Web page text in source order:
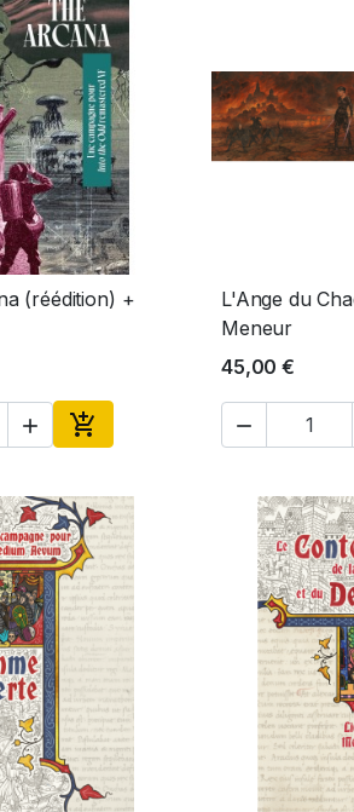
rapide
(réédition) +
 
Ajouter au panier

L'Ange du
Meneur
45,00 €
